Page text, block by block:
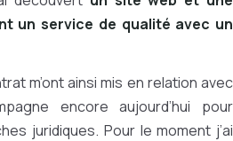
un service de qualité avec un
m’ont ainsi mis en relation avec
encore aujourd’hui pour
juridiques. Pour le moment j’ai